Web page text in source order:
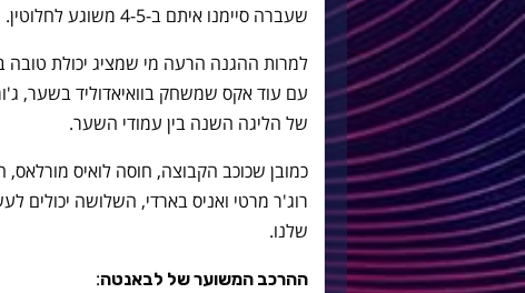
שעברה סיימנו איתם ב-4-5 משוגע לחלוטין.
למרות ההגנה הרעה מי שמציג יכולת טובה
עם עוד אקס שמשחק בוואיאדוליד בשער,
של הליגה השנה בין עמודי השער.
כמובן שכוכב הקבוצה, חוסה לואיס
רוג'ר מרטי ואניס בארדי, השלושה יכולים
שלנו.
ההרכב המשוער של לבאנטה: